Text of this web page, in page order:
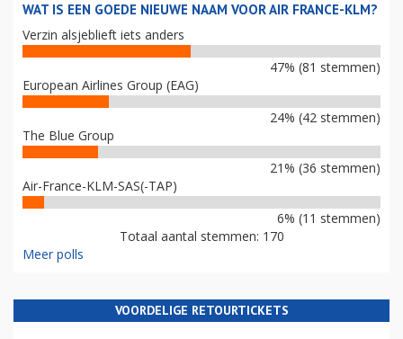
WAT IS EEN GOEDE NIEUWE NAAM VOOR AIR FRANCE-KLM?
Verzin alsjeblieft iets anders
47% (81 stemmen)
European Airlines Group (EAG)
24% (42 stemmen)
The Blue Group
21% (36 stemmen)
Air-France-KLM-SAS(-TAP)
6% (11 stemmen)
Totaal aantal stemmen: 170
Meer polls
VOORDELIGE RETOURTICKETS